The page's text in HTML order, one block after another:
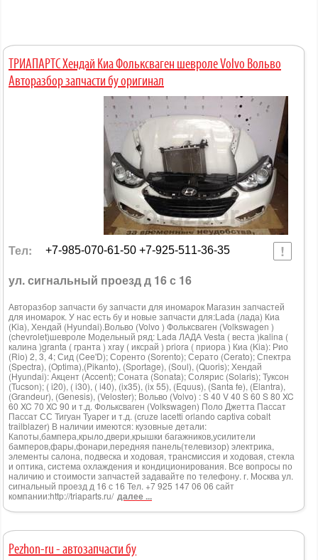
ТРИАПАРТС Хендай Киа Фольксваген шевроле Volvo Вольво
Авторазбор запчасти бу оригинал
Тел: +7-985-070-61-50 +7-925-511-36-35
ул. сигнальный проезд д 16 с 16
Авторазбор запчасти бу запчасти для иномарок Магазин запчастей
для иномарок. У нас есть бу и новые запчасти для:Lada (лада) Киа
(Kia), Хендай (Hyundai).Вольво (Volvo ) Фольксваген (Volkswagen )
(chevrolet)шевроле Модельный ряд: Lada ЛАДА Vesta ( веста )kalina (
калина )granta ( гранта ) xray ( иксрай ) priora ( приора ) Киа (Kia): Рио
(Rio) 2, 3, 4; Сид (Cee'D); Соренто (Sorento); Серато (Cerato); Спектра
(Spectra), (Optima),(Pikanto), (Sportage), (Soul), (Quoris); Хендай
(Hyundai): Акцент (Accent); Соната (Sonata); Солярис (Solaris); Туксон
(Tucson); ( i20), ( i30), ( i40), (ix35), (ix 55), (Equus), (Santa fe), (Elantra),
(Grandeur), (Genesis), (Veloster); Вольво (Volvo) : S 40 V 40 S 60 S 80 XC
60 XC 70 XC 90 и т.д. Фольксваген (Volkswagen) Поло Джетта Пассат
Пассат СС Тигуан Туарег и т.д. (cruze lacetti orlando captiva cobalt
trailblazer) В наличии имеются: кузовные детали:
Капоты,бампера,крыло,двери,крышки багажников,усилители
бамперов,фары,фонари,передняя панель(телевизор) электрика,
элементы салона, подвеска и ходовая, трансмиссия и ходовая, стекла
и оптика, система охлаждения и кондиционирования. Все вопросы по
наличию и стоимости запчастей задавайте по телефону. г. Москва ул.
сигнальный проезд д 16 с 16 Тел. +7 925 147 06 06 сайт
компании:http://triaparts.ru/ далее ...
Pezhon-ru - автозапчасти бу